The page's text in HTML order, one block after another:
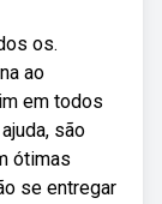
os.
ao
em todos
são
ótimas
se entregar